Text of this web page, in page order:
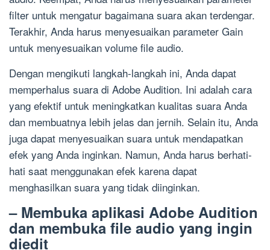
filter untuk mengatur bagaimana suara akan terdengar.
Terakhir, Anda harus menyesuaikan parameter Gain
untuk menyesuaikan volume file audio.
Dengan mengikuti langkah-langkah ini, Anda dapat
memperhalus suara di Adobe Audition. Ini adalah cara
yang efektif untuk meningkatkan kualitas suara Anda
dan membuatnya lebih jelas dan jernih. Selain itu, Anda
juga dapat menyesuaikan suara untuk mendapatkan
efek yang Anda inginkan. Namun, Anda harus berhati-
hati saat menggunakan efek karena dapat
menghasilkan suara yang tidak diinginkan.
– Membuka aplikasi Adobe Audition
dan membuka file audio yang ingin
diedit